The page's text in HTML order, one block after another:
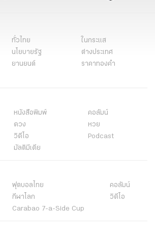
ทั่วไทย
ในกระแส
นโยบายรัฐ
ต่างประเทศ
ยานยนต์
ราคาทองคำ
หนังสือพิมพ์
คอลัมน์
ดวง
หวย
วิดีโอ
Podcast
มัลติมีเดีย
ฟุตบอลไทย
คอลัมน์
กีฬาโลก
วิดีโอ
Carabao 7-a-Side Cup